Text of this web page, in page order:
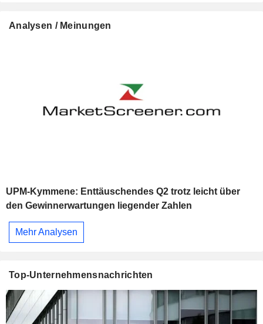
Analysen / Meinungen
UPM-Kymmene: Enttäuschendes Q2 trotz leicht über
den Gewinnerwartungen liegender Zahlen
Mehr Analysen
Top-Unternehmensnachrichten